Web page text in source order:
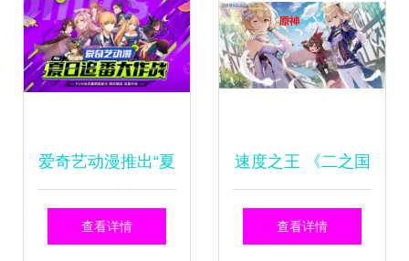
爱奇艺动漫推出“夏
日追番大作战” 打
查看详情
速度之王 《二之国
交错世界》如何超
查看详情